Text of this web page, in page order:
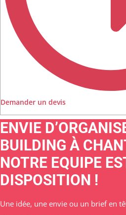
Demander un devis
ENVIE
BUILDING À
NOTRE EQUIPE
DISPOSITION !
Une idée, une envie ou un brief en